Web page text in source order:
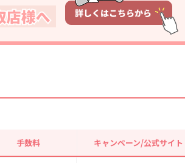
手数料 キャンペーン/公式サイト